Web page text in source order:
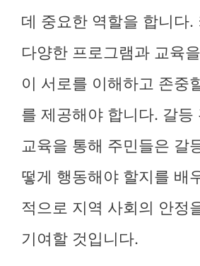
데 중요한 역할을 합니다.
다양한 프로그램과 교육
이 서로를 이해하고 존중
를 제공해야 합니다. 갈등
교육을 통해 주민들은 갈
떻게 행동해야 할지를 배
적으로 지역 사회의 안정
기여할 것입니다.